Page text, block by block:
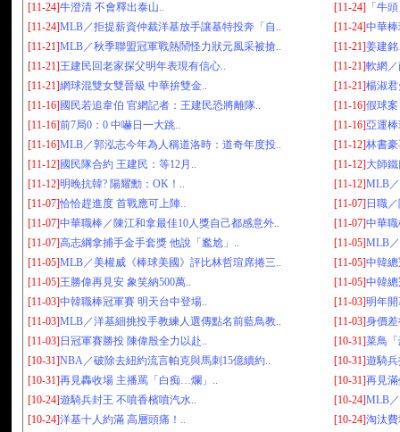
[11-24]牛澄清 不會釋出泰山.. [11-24] 「牛
[11-24]MLB／拒提薪資仲裁洋基放手讓基特投奔「自.. [11-24]中華
[11-21]MLB／秋季聯盟冠軍戰熱鬧怪力狀元風采被搶.. [11-21]姜建
[11-21]王建民回老家探父明年表現有信心.. [11-21]軟網
[11-21]網球混雙女雙晉級 中華拚雙金.. [11-21]楊淑
[11-16] 國民若追韋伯 官網記者：王建民恐將離隊.. [11-16]假球
[11-16]前7局0：0 中嚇日一大跳.. [11-16]亞運
[11-16]MLB／郭泓志今年為人稱道洛時：道奇年度投.. [11-12]林書
[11-12] 國民隊合約 王建民：等12月.. [11-12]大師
[11-12]明晚抗韓? 陽耀勳：OK！.. [11-12]MLB
[11-07]恰恰趕進度 首戰應可上陣.. [11-07] 日職
[11-07]中華職棒／陳江和拿最佳10人獎自己都感意外.. [11-07]中華
[11-07]高志綱拿捕手金手套獎 他說「尷尬」.. [11-05]MLB
[11-05]MLB／美權威《棒球美國》評比林哲瑄席捲三.. [11-05]中韓
[11-05]王勝偉再見安 象笑納500萬.. [11-05]中韓
[11-03]中韓職棒冠軍賽 明天台中登場.. [11-03]明年
[11-03]MLB／洋基細挑投手教練人選傳點名前藍鳥教.. [11-03]身價
[11-03] 日冠軍賽勝投 陳偉殷全力以赴.. [10-31]菜鳥
[10-31]NBA／破除去紐約流言帕克與馬刺15億續約.. [10-31]遊騎
[10-31]再見轟收場 主播罵「白痴…爛」.. [10-31]再見
[10-24]遊騎兵封王 不噴香檳噴汽水.. [10-24]MLB
[10-24]洋基十人約滿 高層頭痛！.. [10-24]淘汰